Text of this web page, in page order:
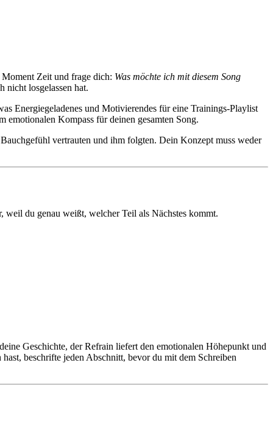
Zeit und frage dich: Was möchte ich mit diesem Song
nicht losgelassen hat.
Energiegeladenes und Motivierendes für eine Trainings-Playlist
emotionalen Kompass für deinen gesamten Song.
vertrauten und ihm folgten. Dein Konzept muss weder
weil du genau weißt, welcher Teil als Nächstes kommt.
Geschichte, der Refrain liefert den emotionalen Höhepunkt und
beschrifte jeden Abschnitt, bevor du mit dem Schreiben